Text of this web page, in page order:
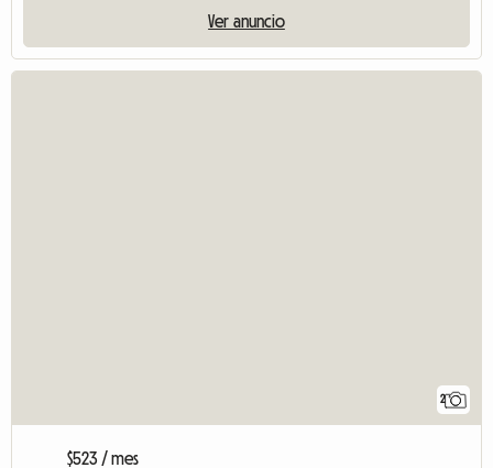
Ver anuncio
2
$523 / mes